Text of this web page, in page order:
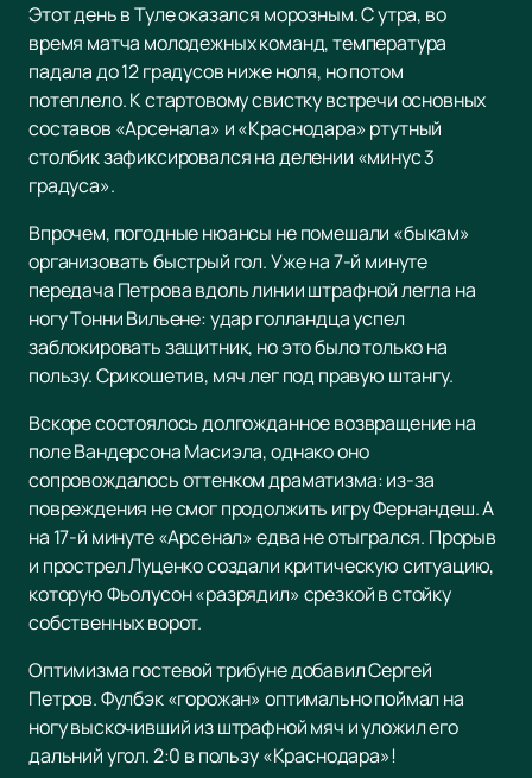
Этот день в Туле оказался морозным. С утра, во
время матча молодежных команд, температура
падала до 12 градусов ниже ноля, но потом
потеплело. К стартовому свистку встречи основных
составов «Арсенала» и «Краснодара» ртутный
столбик зафиксировался на делении «минус 3
градуса».
Впрочем, погодные нюансы не помешали «быкам»
организовать быстрый гол. Уже на 7-й минуте
передача Петрова вдоль линии штрафной легла на
ногу Тонни Вильене: удар голландца успел
заблокировать защитник, но это было только на
пользу. Срикошетив, мяч лег под правую штангу.
Вскоре состоялось долгожданное возвращение на
поле Вандерсона Масиэла, однако оно
сопровождалось оттенком драматизма: из-за
повреждения не смог продолжить игру Фернандеш. А
на 17-й минуте «Арсенал» едва не отыгрался. Прорыв
и прострел Луценко создали критическую ситуацию,
которую Фьолусон «разрядил» срезкой в стойку
собственных ворот.
Оптимизма гостевой трибуне добавил Сергей
Петров. Фулбэк «горожан» оптимально поймал на
ногу выскочивший из штрафной мяч и уложил его
дальний угол. 2:0 в пользу «Краснодара»!